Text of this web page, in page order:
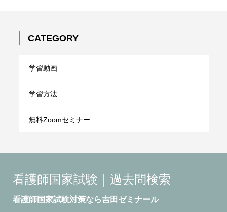
CATEGORY
学習動画
学習方法
無料Zoomセミナー
看護師国家試験｜過去問検索
看護師国家試験対策なら吉田ゼミナール